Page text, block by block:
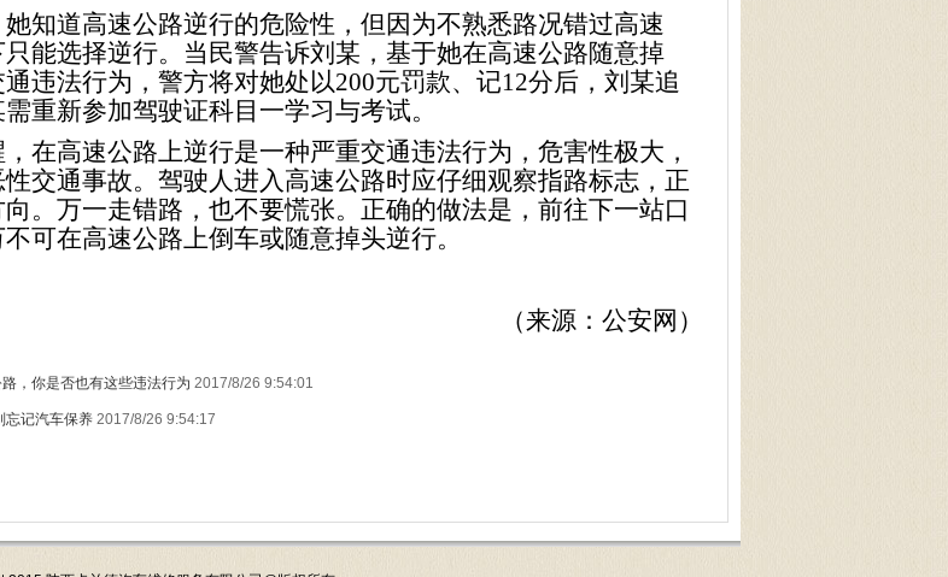
道高速公路逆行的危险性，但因为不熟悉路况错过高速
能选择逆行。当民警告诉刘某，基于她在高速公路随意掉
违法行为，警方将对她处以200元罚款、记12分后，刘某追
重新参加驾驶证科目一学习与考试。
高速公路上逆行是一种严重交通违法行为，危害性极大，
交通事故。驾驶人进入高速公路时应仔细观察指路标志，正
。万一走错路，也不要慌张。正确的做法是，前往下一站口
可在高速公路上倒车或随意掉头逆行。
（来源：公安网）
，你是否也有这些违法行为 2017/8/26 9:54:01
忘记汽车保养 2017/8/26 9:54:17